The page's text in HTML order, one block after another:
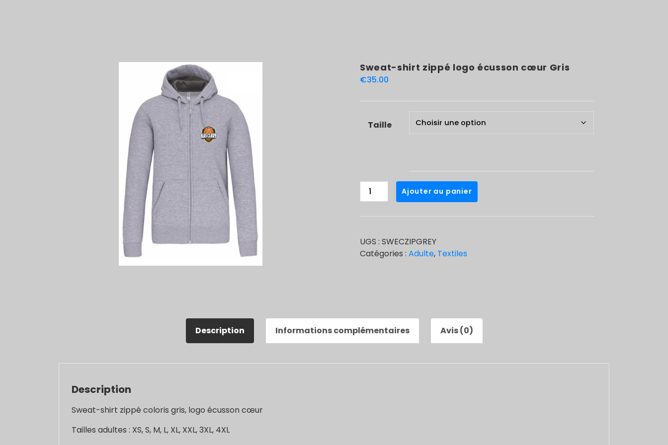
Sweat-shirt zippé logo écusson cœur Gris
€35.00
Taille
quantité
de
logo
écusson
Ajouter au panier
UGS :SWECZIPGREY
Catégories :Adulte, Textiles
Description Informations complémentaires Avis (0)
Description
Sweat-shirt zippé coloris gris, logo écusson cœur
Tailles adultes : XS, S, M, L, XL, XXL, 3XL, 4XL